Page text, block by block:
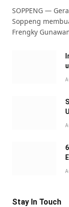
SOPPENG —
Soppeng
Frengky
Stay In Touch